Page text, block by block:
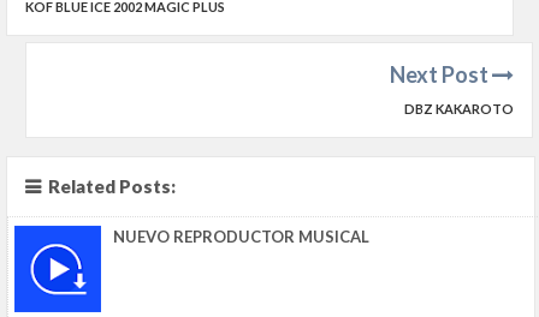
KOF BLUE ICE 2002 MAGIC PLUS
Next Post
DBZ KAKAROTO
Related Posts:
NUEVO REPRODUCTOR MUSICAL